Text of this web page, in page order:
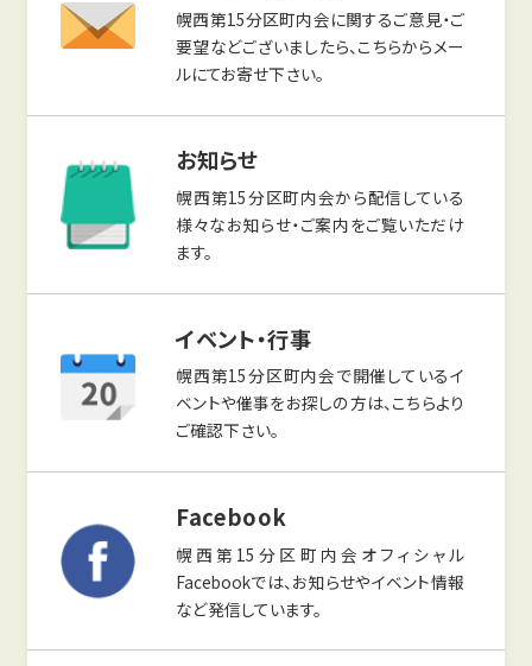
幌西第15分区町内会に関するご意見・ご
要望などございましたら、こちらからメー
ルにてお寄せ下さい。
お知らせ
幌西第15分区町内会から配信している
様々なお知らせ・ご案内をご覧いただけ
ます。
イベント・行事
幌西第15分区町内会で開催しているイ
ベントや催事をお探しの方は、こちらより
ご確認下さい。
Facebook
幌西第15分区町内会オフィシャル
Facebookでは、お知らせやイベント情報
など発信しています。